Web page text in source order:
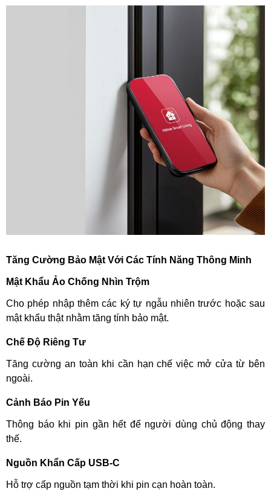
Tăng Cường Bảo Mật Với Các Tính Năng Thông Minh
Mật Khẩu Ảo Chống Nhìn Trộm
Cho phép nhập thêm các ký tự ngẫu nhiên trước hoặc sau
mật khẩu thật nhằm tăng tính bảo mật.
Chế Độ Riêng Tư
Tăng cường an toàn khi cần hạn chế việc mở cửa từ bên
ngoài.
Cảnh Báo Pin Yếu
Thông báo khi pin gần hết để người dùng chủ động thay
thế.
Nguồn Khẩn Cấp USB-C
Hỗ trợ cấp nguồn tạm thời khi pin cạn hoàn toàn.